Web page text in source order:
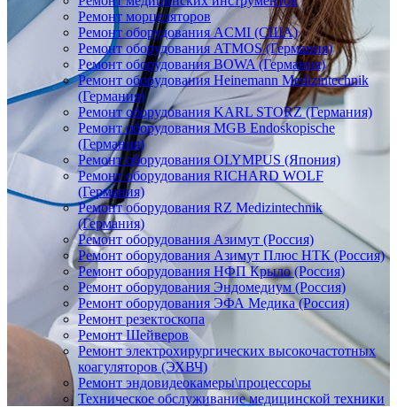
Ремонт морцеляторов
Ремонт оборудования ACMI (США)
Ремонт оборудования ATMOS (Германия)
Ремонт оборудования BOWA (Германия)
Ремонт оборудования Heinemann Medizintechnik
(Германия)
Ремонт оборудования KARL STORZ (Германия)
Ремонт оборудования MGB Endoskopische
(Германия)
Ремонт оборудования OLYMPUS (Япония)
Ремонт оборудования RICHARD WOLF
(Германия)
Ремонт оборудования RZ Medizintechnik
(Германия)
Ремонт оборудования Азимут (Россия)
Ремонт оборудования Азимут Плюс НТК (Россия)
Ремонт оборудования НФП Крыло (Россия)
Ремонт оборудования Эндомедиум (Россия)
Ремонт оборудования ЭФА Медика (Россия)
Ремонт резектоскопа
Ремонт Шейверов
Ремонт электрохирургических высокочастотных
коагуляторов (ЭХВЧ)
Ремонт эндовидеокамеры\процессоры
Техническое обслуживание медицинской техники